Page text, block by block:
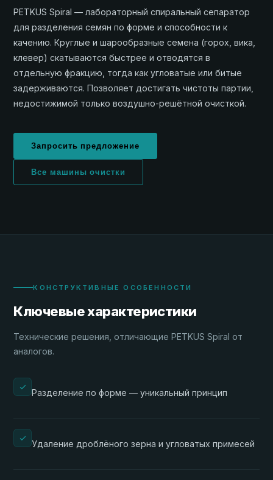
PETKUS Spiral — лабораторный спиральный сепаратор
для разделения семян по форме и способности к
качению. Круглые и шарообразные семена (горох, вика,
клевер) скатываются быстрее и отводятся в
отдельную фракцию, тогда как угловатые или битые
задерживаются. Позволяет достигать чистоты партии,
недостижимой только воздушно-решётной очисткой.
Запросить предложение
Все машины очистки
КОНСТРУКТИВНЫЕ ОСОБЕННОСТИ
Ключевые характеристики
Технические решения, отличающие PETKUS Spiral от
аналогов.
Разделение по форме — уникальный принцип
Удаление дроблёного зерна и угловатых примесей